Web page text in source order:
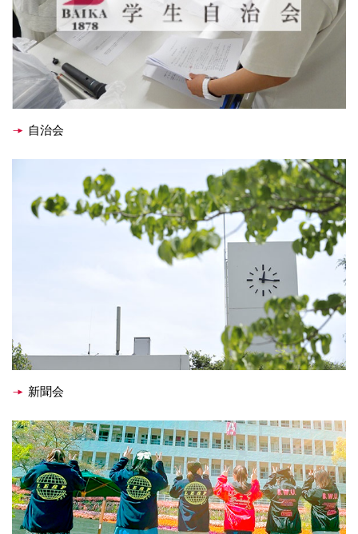
産学連携
入試情報
交通アクセス
代表
072-643-6221
072-643-6566
お問い合わせ 交通アクセス サイトマップ English
自治会
新聞会